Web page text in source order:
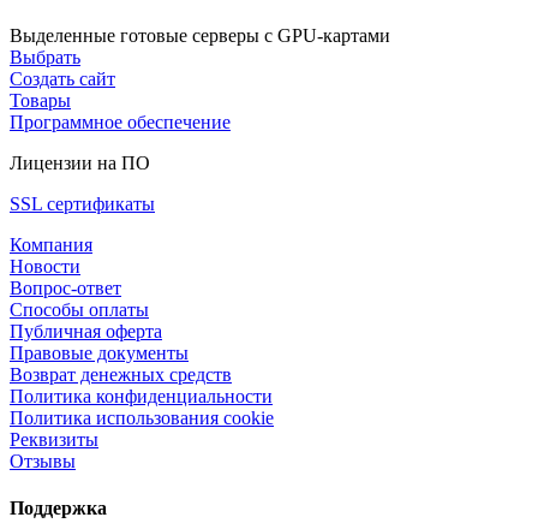
Выделенные готовые серверы с GPU-картами
Выбрать
Создать сайт
Товары
Программное обеспечение
Лицензии на ПО
SSL сертификаты
Компания
Новости
Вопрос-ответ
Способы оплаты
Публичная оферта
Правовые документы
Возврат денежных средств
Политика конфиденциальности
Политика использования cookie
Реквизиты
Отзывы
Поддержка